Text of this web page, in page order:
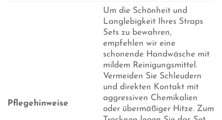
Pflegehinweise
Um die Schönheit und
Langlebigkeit Ihres Straps
Sets zu bewahren,
empfehlen wir eine
schonende Handwäsche mit
mildem Reinigungsmittel.
Vermeiden Sie Schleudern
und direkten Kontakt mit
aggressiven Chemikalien
oder übermäßiger Hitze. Zum